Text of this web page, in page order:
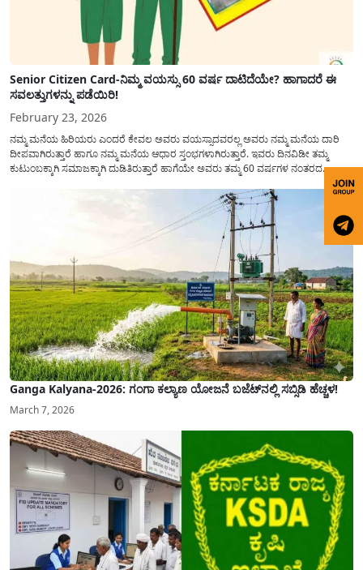
Senior Citizen Card-ನಿಮ್ಮ ವಯಸ್ಸು 60 ವರ್ಷ ದಾಟಿದೆಯೇ? ಹಾಗಾದರೆ ಈ
ಸವಲತ್ತುಗಳನ್ನು ಪಡೆಯಿರಿ!
February 23, 2026
ನಮ್ಮ ಮನೆಯ ಹಿರಿಯರು ಎಂದರೆ ಕೇವಲ ಅವರು ವಯಸ್ಸಾದವರಲ್ಲ ಅವರು ನಮ್ಮ ಮನೆಯ ದಾರಿ
ದೀಪವಾಗಿರುತ್ತಾರೆ ಹಾಗೂ ನಮ್ಮ ಮನೆಯ ಆಧಾರ ಸ್ತಂಭಗಳಾಗಿರುತ್ತಾರೆ. ಇವರು ದಿನವಿಡೀ ತಮ್ಮ
ಕುಟುಂಬಕ್ಕಾಗಿ ಸಮಾಜಕ್ಕಾಗಿ ದುಡಿತಿರುತ್ತಾರೆ ಹಾಗೆಯೇ ಅವರು ತಮ್ಮ 60 ವರ್ಷಗಳ ನಂತರದ
ಜೀವನವನ್ನು ನೆಮ್ಮದಿಯಿಂದ ಕಳೆಯಬೇಕೆಂಬುದು ಪ್ರತಿಯೊಬ್ಬರ ಕನಸಾಗಿರುತ್ತದೆ ಆದ್ದರಿಂದ ಸರ್ಕಾರವು
Ganga Kalyana-2026: ಗಂಗಾ ಕಲ್ಯಾಣ ಯೋಜನೆ ಬಜೆಟ್‌ನಲ್ಲಿ ಸಬ್ಸಿಡಿ ಹೆಚ್ಚಳ!
March 7, 2026